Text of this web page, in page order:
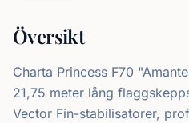
Översikt
Charta Princess F70
21,75 meter lång
Vector Fin-stabilisatorer,